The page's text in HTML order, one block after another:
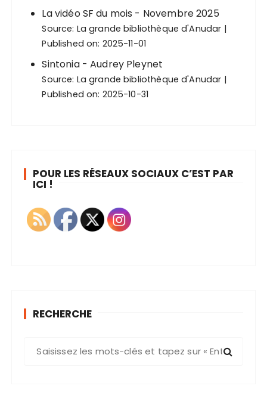
La vidéo SF du mois - Novembre 2025
Source: La grande bibliothèque d'Anudar
Published on: 2025-11-01
Sintonia - Audrey Pleynet
Source: La grande bibliothèque d'Anudar
Published on: 2025-10-31
POUR LES RÉSEAUX SOCIAUX C’EST PAR
ICI !
RECHERCHE